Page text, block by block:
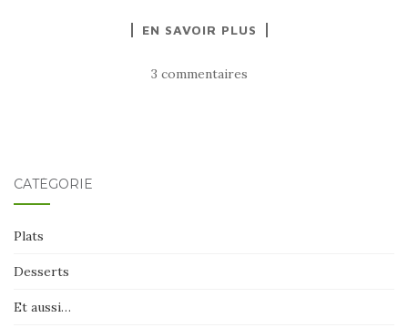
EN SAVOIR PLUS
3 commentaires
CATÉGORIE
Plats
Desserts
Et aussi…